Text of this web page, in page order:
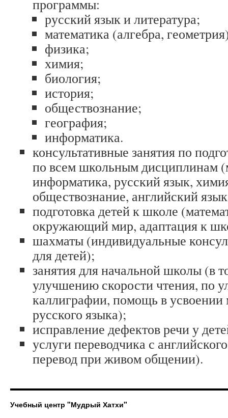
программы:
русский язык и литература;
математика (алгебра,
физика;
химия;
биология;
история;
обществознание;
география;
информатика.
консультативные занятия по
по всем школьным дисциплинам
информатика, русский язык,
обществознание, английский
подготовка детей к школе
окружающий мир, адаптация к
шахматы (индивидуальные
для детей);
занятия для начальной школы (в
улучшению скорости чтения, по
каллиграфии, помощь в усвоении
русского языка);
исправление дефектов речи у
услуги переводчика с
перевод при живом общении).
Учебный центр "Мудрый Хатхи"